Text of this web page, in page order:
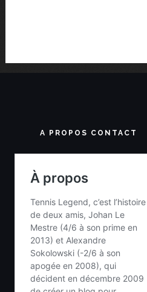
A PROPOS CONTACT